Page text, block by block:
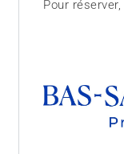
Pour réserver,